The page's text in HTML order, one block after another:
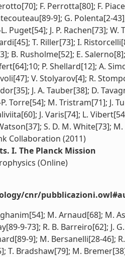
F. Perrotta[80]; F.
9]; G. Polenta[2-
Puget[54]; J. P. Rachen[73];
T. Riller[73]; I.
B. Rusholme[52]; E.
P. Shellard[12]; A.
V. Stolyarov[4]; R.
J. A. Tauber[38]; D.
P. Torre[54]; M. Tristram[71]; J.
J. Varis[74]; L.
S. D. M. White[73];
Collaboration (2011)
I. The Planck Mission
(Online)
cnr/
M. Arnaud[68]; M.
9-73]; R. B. Barreiro[62];
9]; M. Bersanelli[28-46];
T. Bradshaw[79]; M.